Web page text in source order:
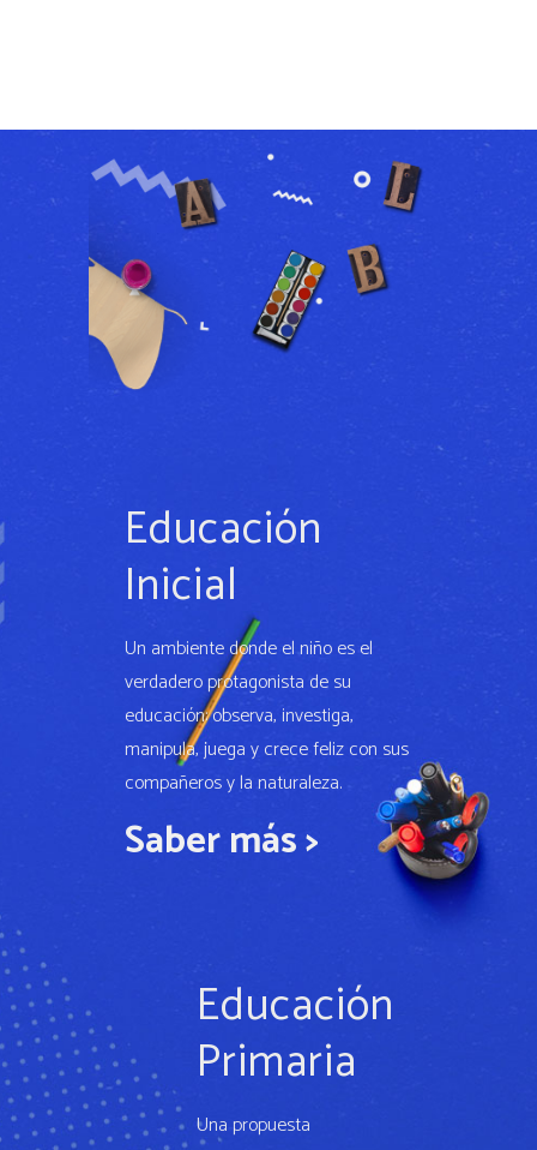
Educación
Inicial
Un ambiente donde el niño es el
verdadero protagonista de su
educación: observa, investiga,
manipula, juega y crece feliz con sus
compañeros y la naturaleza.
Saber más >
Educación
Primaria
Una propuesta